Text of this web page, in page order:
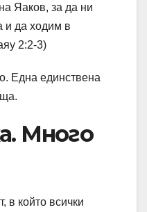
Яаков, за да ни
и да ходим в
2:2-3)
Една единствена
Много
в който всички